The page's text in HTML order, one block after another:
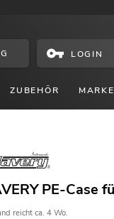
LOGIN
ZUBEHÖR
PE-Case
reicht ca. 4 Wo.